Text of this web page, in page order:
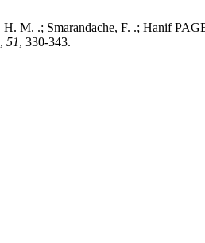
M. .; Smarandache, F. .; Hanif
, 51, 330-343.